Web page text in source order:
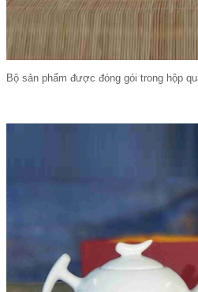
Bộ sản phẩm được đóng gói trong hộp